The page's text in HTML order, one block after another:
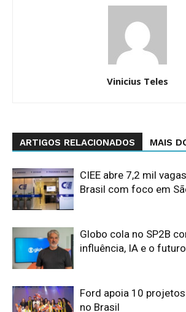
Vinicius Teles
ARTIGOS RELACIONADOS MAIS
CIEE abre 7,2 mil
Brasil com foco em
Globo cola no SP2B
influência, IA e o
Ford apoia 10
no Brasil